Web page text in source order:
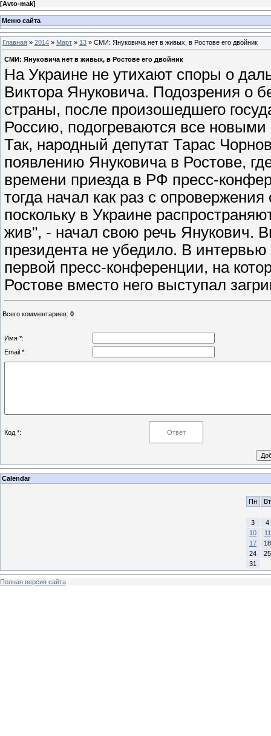
[Avto-mak]
Меню сайта
Главная » 2014 » Март » 13 » СМИ: Януковича нет в живых, в Ростове его двойник
СМИ: Януковича нет в живых, в Ростове его двойник
На Украине не утихают споры о
Виктора Януковича. Подозрения о
страны, после произошедшего
Россию, подогреваются все
Так, народный депутат Тарас
появлению Януковича в Ростове,
времени приезда в РФ пресс-
тогда начал как раз с
поскольку в Украине
жив", - начал свою речь Янукович.
президента не убедило. В интервью
первой пресс-конференции, на
Ростове вместо него выступал
Всего комментариев: 0
Имя *:
Email *:
Код *:
Calendar
Пн Вт
3
4
10
11
17
18
24
25
31
Полная версия сайта